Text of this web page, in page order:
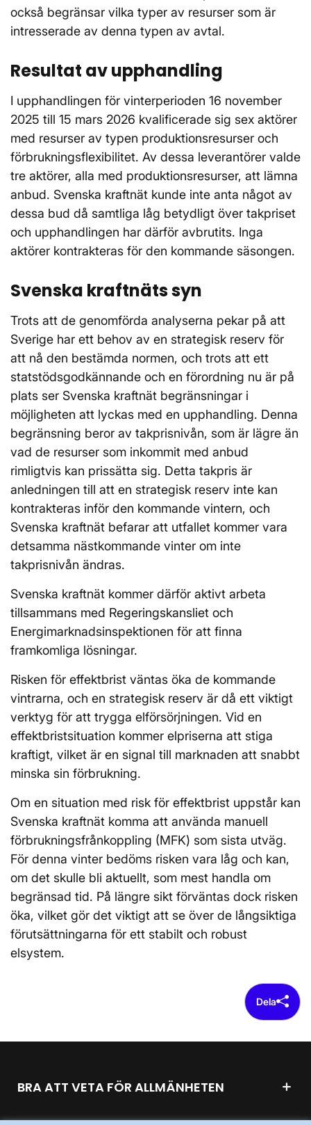
också begränsar vilka typer av resurser som är
intresserade av denna typen av avtal.
Resultat av upphandling
I upphandlingen för vinterperioden 16 november
2025 till 15 mars 2026 kvalificerade sig sex aktörer
med resurser av typen produktionsresurser och
förbrukningsflexibilitet. Av dessa leverantörer valde
tre aktörer, alla med produktionsresurser, att lämna
anbud. Svenska kraftnät kunde inte anta något av
dessa bud då samtliga låg betydligt över takpriset
och upphandlingen har därför avbrutits. Inga
aktörer kontrakteras för den kommande säsongen.
Svenska kraftnäts syn
Trots att de genomförda analyserna pekar på att
Sverige har ett behov av en strategisk reserv för
att nå den bestämda normen, och trots att ett
statstödsgodkännande och en förordning nu är på
plats ser Svenska kraftnät begränsningar i
möjligheten att lyckas med en upphandling. Denna
begränsning beror av takprisnivån, som är lägre än
vad de resurser som inkommit med anbud
rimligtvis kan prissätta sig. Detta takpris är
anledningen till att en strategisk reserv inte kan
kontrakteras inför den kommande vintern, och
Svenska kraftnät befarar att utfallet kommer vara
detsamma nästkommande vinter om inte
takprisnivån ändras.
Svenska kraftnät kommer därför aktivt arbeta
tillsammans med Regeringskansliet och
Energimarknadsinspektionen för att finna
framkomliga lösningar.
Risken för effektbrist väntas öka de kommande
vintrarna, och en strategisk reserv är då ett viktigt
verktyg för att trygga elförsörjningen. Vid en
effektbristsituation kommer elpriserna att stiga
kraftigt, vilket är en signal till marknaden att snabbt
minska sin förbrukning.
Om en situation med risk för effektbrist uppstår kan
Svenska kraftnät komma att använda manuell
förbrukningsfrånkoppling (MFK) som sista utväg.
För denna vinter bedöms risken vara låg och kan,
om det skulle bli aktuellt, som mest handla om
begränsad tid. På längre sikt förväntas dock risken
öka, vilket gör det viktigt att se över de långsiktiga
förutsättningarna för ett stabilt och robust
elsystem.
Dela
BRA ATT VETA FÖR ALLMÄNHETEN